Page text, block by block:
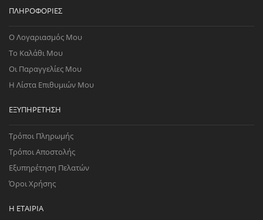
ΠΛΗΡΟΦΟΡΊΕΣ
Ο Λογαριασμός Μου
Το Καλάθι Μου
Οι Παραγγελίες Μου
Η Λίστα Επιθυμιών Μου
ΕΞΥΠΗΡΈΤΗΣΗ
Τρόποι Πληρωμής
Τρόποι Αποστολής
Εξυπηρέτηση Πελατών
Όροι Χρήσης
Η ΕΤΑΙΡΊΑ